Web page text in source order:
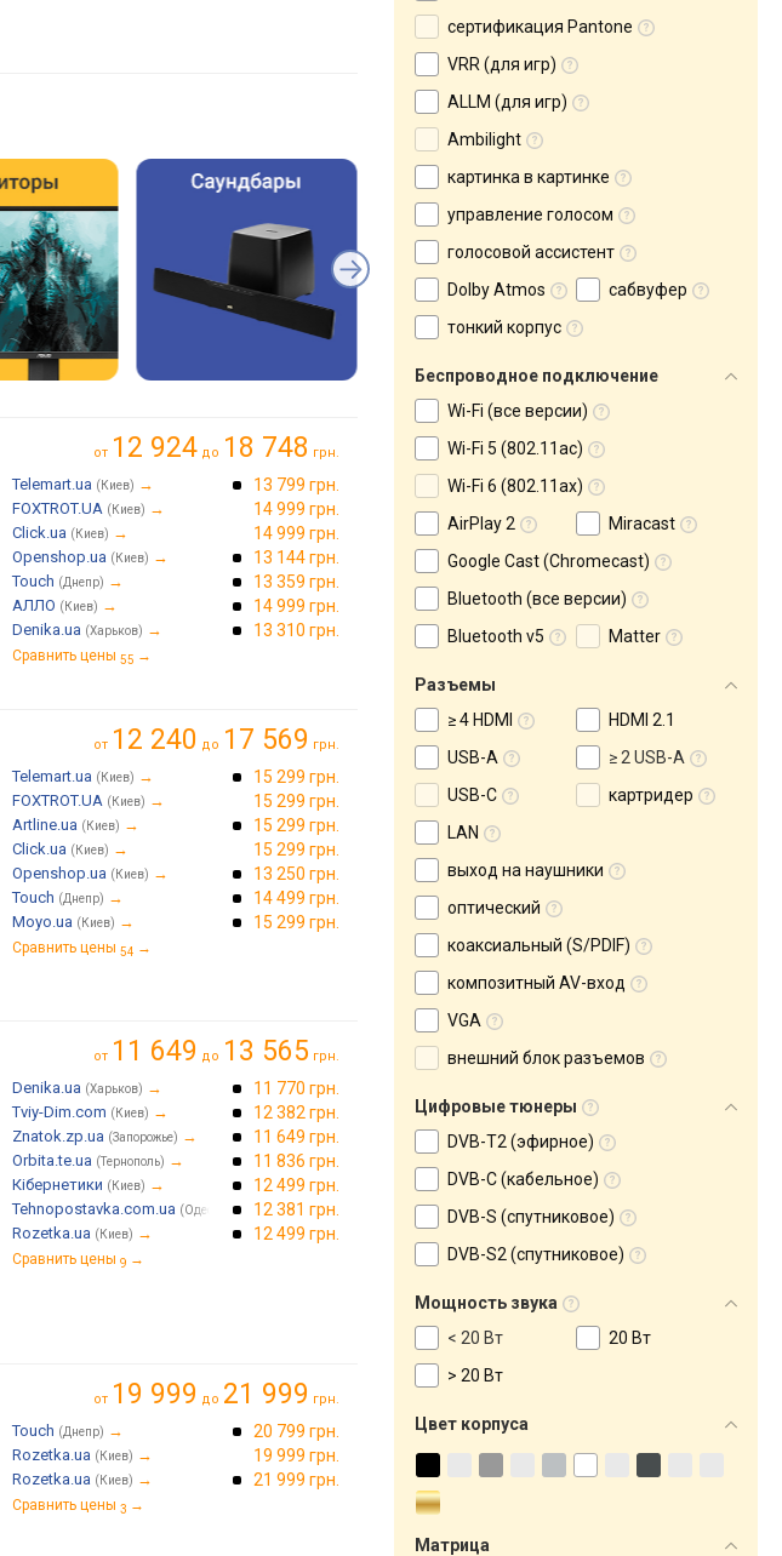
от 12 924 до 18 748 грн.
Telemart.ua (Киев) → 13 799 грн.
FOXTROT.UA (Киев) → 14 999 грн.
Click.ua (Киев) → 14 999 грн.
Openshop.ua (Киев) → 13 144 грн.
Touch (Днепр) → 13 359 грн.
АЛЛО (Киев) → 14 999 грн.
Denika.ua (Харьков) → 13 310 грн.
Сравнить цены 55 →
от 12 240 до 17 569 грн.
Telemart.ua (Киев) → 15 299 грн.
FOXTROT.UA (Киев) → 15 299 грн.
Artline.ua (Киев) → 15 299 грн.
Click.ua (Киев) → 15 299 грн.
Openshop.ua (Киев) → 13 250 грн.
Touch (Днепр) → 14 499 грн.
Moyo.ua (Киев) → 15 299 грн.
Сравнить цены 54 →
от 11 649 до 13 565 грн.
Denika.ua (Харьков) → 11 770 грн.
Tviy-Dim.com (Киев) → 12 382 грн.
Znatok.zp.ua (Запорожье) → 11 649 грн.
Orbita.te.ua (Тернополь) → 11 836 грн.
Кібернетики (Киев) → 12 499 грн.
Tehnopostavka.com.ua (Одесса) → 12 381 грн.
Rozetka.ua (Киев) → 12 499 грн.
Сравнить цены 9 →
от 19 999 до 21 999 грн.
Touch (Днепр) → 20 799 грн.
Rozetka.ua (Киев) → 19 999 грн.
Rozetka.ua (Киев) → 21 999 грн.
Сравнить цены 3 →
сертификация Pantone
VRR (для игр)
ALLM (для игр)
Ambilight
картинка в картинке
управление голосом
голосовой ассистент
Dolby Atmos
сабвуфер
тонкий корпус
Беспроводное подключение
Wi-Fi (все версии)
Wi-Fi 5 (802.11ac)
Wi-Fi 6 (802.11ax)
AirPlay 2
Miracast
Google Cast (Chromecast)
Bluetooth (все версии)
Bluetooth v5
Matter
Разъемы
≥ 4 HDMI
HDMI 2.1
USB-A
≥ 2 USB-A
USB-C
картридер
LAN
выход на наушники
оптический
коаксиальный (S/PDIF)
композитный AV-вход
VGA
внешний блок разъемов
Цифровые тюнеры
DVB-T2 (эфирное)
DVB-C (кабельное)
DVB-S (спутниковое)
DVB-S2 (спутниковое)
Мощность звука
< 20 Вт
20 Вт
> 20 Вт
Цвет корпуса
Матрица